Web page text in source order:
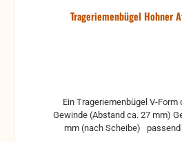
Trageriemenbügel Hohner
Ein Trageriemenbügel V-Form ca.
Gewinde (Abstand ca. 27 mm) Gewindelänge: ca. 18
mm (nach Scheibe) passend für viele Atlantic